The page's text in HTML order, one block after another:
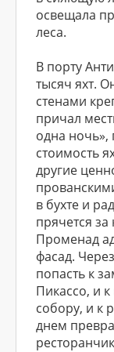
освещала
леса.
В порту
тысяч яхт.
стенами
причал
одна ночь»,
стоимость
другие
в бухте и
прячется
Променад
фасад.
попасть к
Пикассо, и
собору, и к
днем